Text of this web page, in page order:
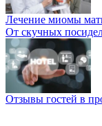
Лечение миомы
От скучных
Отзывы гостей в